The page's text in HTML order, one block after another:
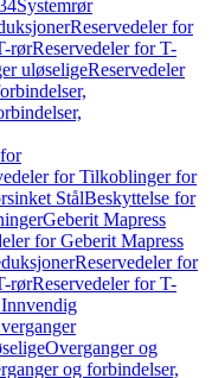
Systemrør
Reservedeler for
rørReservedeler for T-
uløseligeReservedeler
for Tilkoblinger for
StålBeskyttelse for
Geberit Mapress
for Geberit Mapress
Reservedeler for
rørReservedeler for T-
Overganger og
og forbindelser,